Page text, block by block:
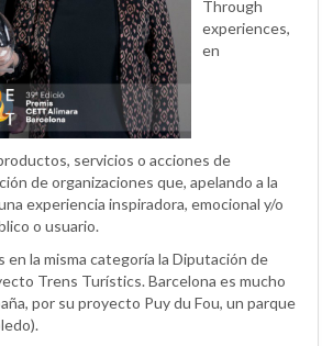
Through
experiences,
en
servicios o acciones de
de organizaciones que, apelando a la
experiencia inspiradora, emocional y/o
o usuario.
en la misma categoría la Diputación de
Trens Turístics. Barcelona es mucho
por su proyecto Puy du Fou, un parque